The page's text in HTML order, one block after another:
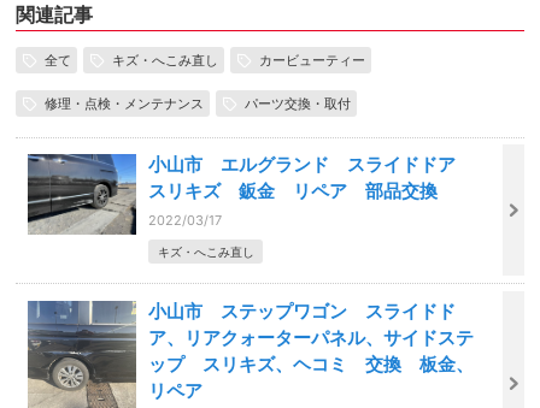
関連記事
全て キズ・へこみ直し カービューティー
修理・点検・メンテナンス パーツ交換・取付
小山市 エルグランド スライドドア
スリキズ 鈑金 リペア 部品交換
2022/03/17
キズ・へこみ直し
小山市 ステップワゴン スライドド
ア、リアクォーターパネル、サイドステ
ップ スリキズ、ヘコミ 交換 板金、
リペア